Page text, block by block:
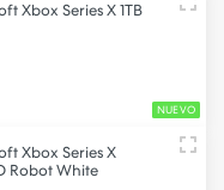
NUEVO
Xbox Series X 1TB
Xbox Series X
Robot White